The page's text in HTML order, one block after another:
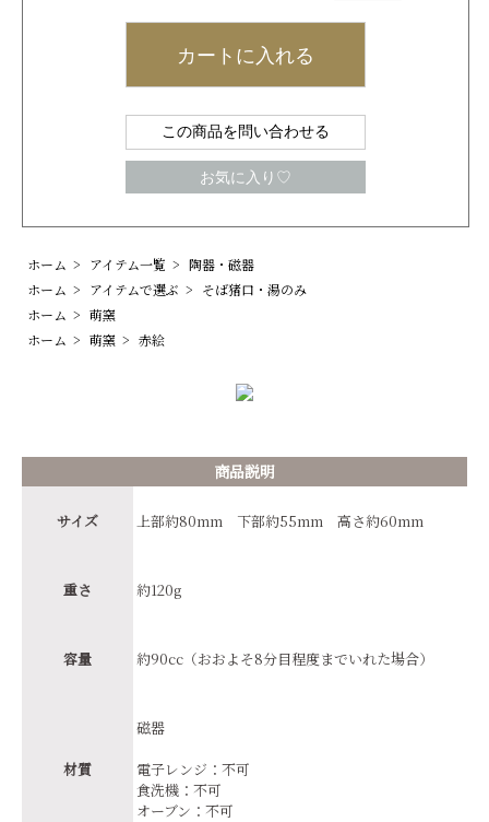
カートに入れる
この商品を問い合わせる
お気に入り♡
ホーム > アイテム一覧 > 陶器・磁器
ホーム > アイテムで選ぶ > そば猪口・湯のみ
ホーム > 萌窯
ホーム > 萌窯 > 赤絵
商品説明
サイズ 上部約80mm 下部約55mm 高さ約60mm
重さ 約120g
容量 約90cc（おおよそ8分目程度までいれた場合）
材質
磁器
電子レンジ：不可
食洗機：不可
オーブン：不可